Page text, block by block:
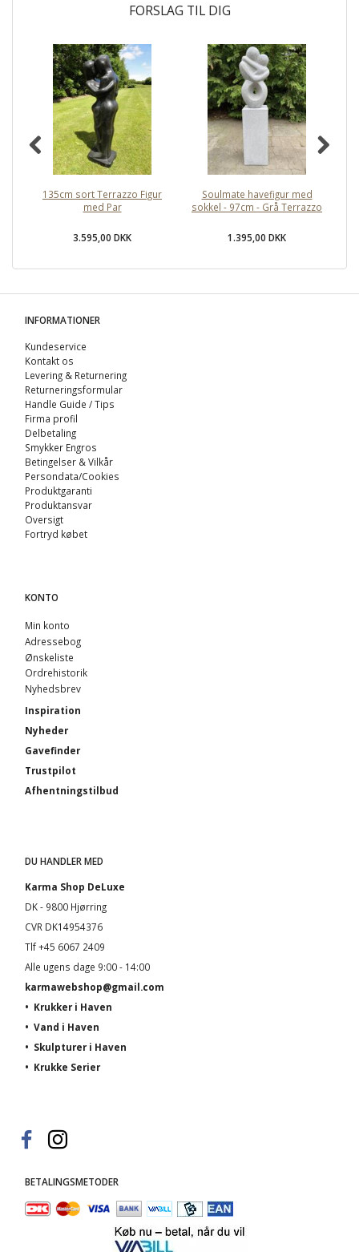
FORSLAG TIL DIG
135cm sort Terrazzo Figur
med Par
3.595,00 DKK
Soulmate havefigur med
sokkel - 97cm - Grå Terrazzo
1.395,00 DKK
INFORMATIONER
Kundeservice
Kontakt os
Levering & Returnering
Returneringsformular
Handle Guide / Tips
Firma profil
Delbetaling
Smykker Engros
Betingelser & Vilkår
Persondata/Cookies
Produktgaranti
Produktansvar
Oversigt
Fortryd købet
KONTO
Min konto
Adressebog
Ønskeliste
Ordrehistorik
Nyhedsbrev
Inspiration
Nyheder
Gavefinder
Trustpilot
Afhentningstilbud
DU HANDLER MED
Karma Shop DeLuxe
DK - 9800 Hjørring
CVR DK14954376
Tlf +45 6067 2409
Alle ugens dage 9:00 - 14:00
karmawebshop@gmail.com
• Krukker i Haven
• Vand i Haven
• Skulpturer i Haven
• Krukke Serier
BETALINGSMETODER